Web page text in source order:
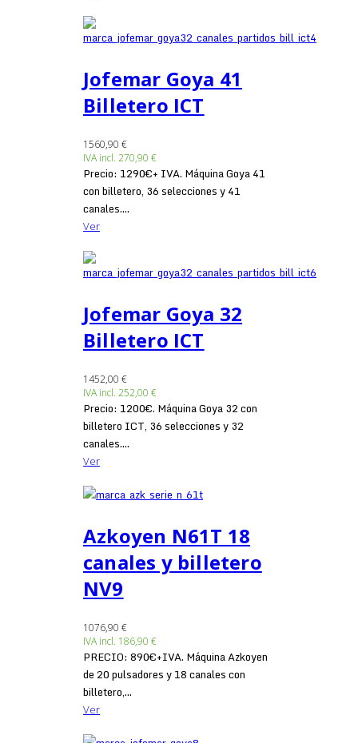
Jofemar Goya 41
Billetero ICT
1560,90 €
IVA incl. 270,90 €
Precio: 1290€+ IVA. Máquina Goya 41
con billetero, 36 selecciones y 41
canales....
Ver
Jofemar Goya 32
Billetero ICT
1452,00 €
IVA incl. 252,00 €
Precio: 1200€. Máquina Goya 32 con
billetero ICT, 36 selecciones y 32
canales....
Ver
Azkoyen N61T 18
canales y billetero
NV9
1076,90 €
IVA incl. 186,90 €
PRECIO: 890€+IVA. Máquina Azkoyen
de 20 pulsadores y 18 canales con
billetero,...
Ver